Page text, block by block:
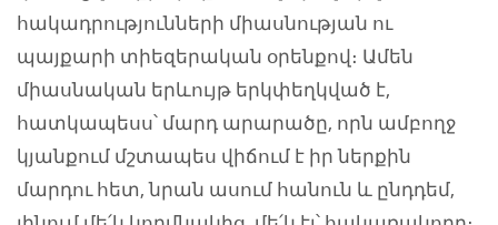
հակադրությունների միասնության ու
պայքարի տիեզերական օրենքով։ Ամեն
միասնական երևույթ երկփեղկված է,
հատկապեսս՝ մարդ արարածը, որն ամբողջ
կյանքում մշտապես վիճում է իր ներքին
մարդու հետ, նրան ասում հանուն և ընդդեմ,